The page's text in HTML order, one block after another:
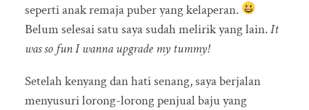
seperti anak remaja puber yang kelaperan.
Belum selesai satu saya sudah melirik yang lain.It
was so fun I wanna upgrade my tummy!
Setelah kenyang dan hati senang, saya berjalan
menyusuri lorong-lorong penjual baju yang